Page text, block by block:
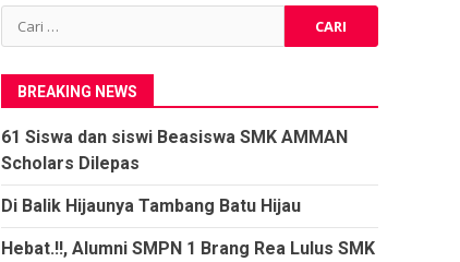
Cari
untuk:
BREAKING NEWS
61 Siswa dan siswi Beasiswa SMK AMMAN
Scholars Dilepas
Di Balik Hijaunya Tambang Batu Hijau
Hebat.!!, Alumni SMPN 1 Brang Rea Lulus SMK